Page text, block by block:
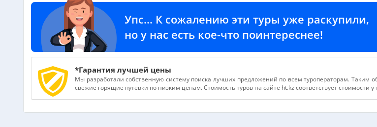
Упс... К сожалению эти туры уже раскупили,
но у нас есть кое-что поинтереснее!
*Гарантия лучшей цены
Мы разработали собственную систему поиска лучших предложений по всем туроператорам. Таким
свежие горящие путевки по низким ценам. Стоимость туров на сайте ht.kz соответствует стоимости